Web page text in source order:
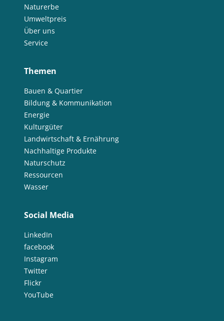
Naturerbe
Umweltpreis
Über uns
Service
Themen
Bauen & Quartier
Bildung & Kommunikation
Energie
Kulturgüter
Landwirtschaft & Ernährung
Nachhaltige Produkte
Naturschutz
Ressourcen
Wasser
Social Media
LinkedIn
facebook
Instagram
Twitter
Flickr
YouTube